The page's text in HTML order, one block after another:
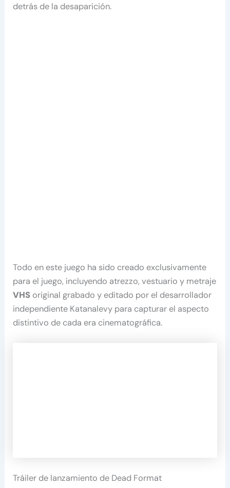
detrás de la desaparición.
Todo en este juego ha sido creado exclusivamente
para el juego, incluyendo atrezzo, vestuario y metraje
VHS original grabado y editado por el desarrollador
independiente Katanalevy para capturar el aspecto
distintivo de cada era cinematográfica.
Tráiler de lanzamiento de Dead Format